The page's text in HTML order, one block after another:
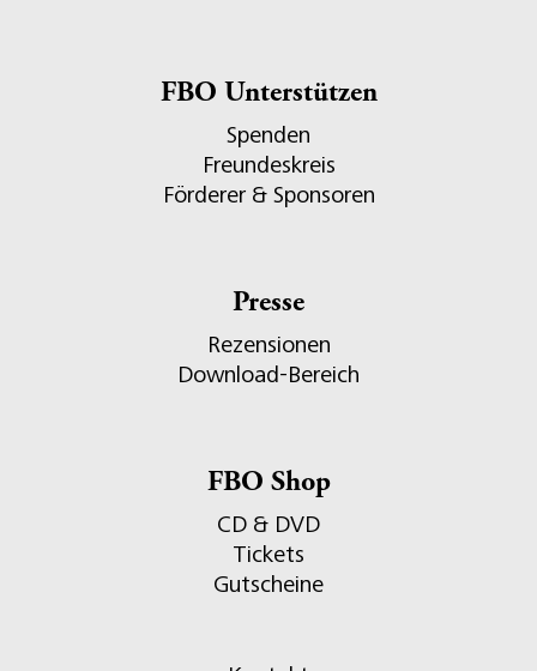
FBO Unterstützen
Spenden
Freundeskreis
Förderer & Sponsoren
Presse
Rezensionen
Download-Bereich
FBO Shop
CD & DVD
Tickets
Gutscheine